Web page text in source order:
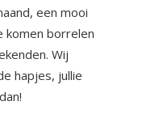
een mooi
komen borrelen
Wij
hapjes, jullie